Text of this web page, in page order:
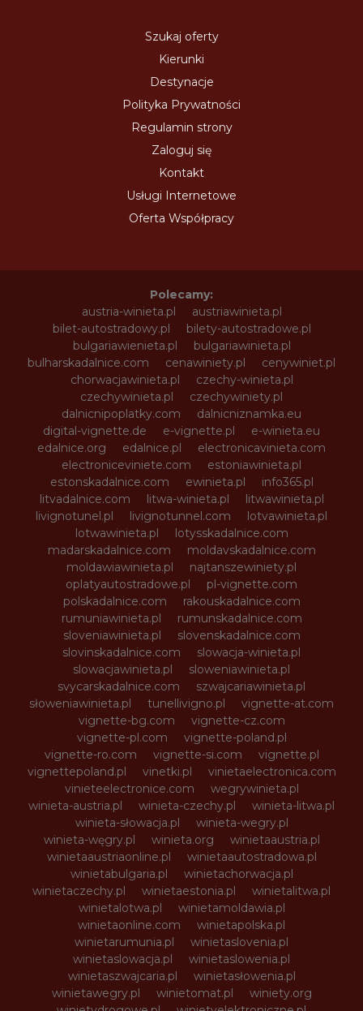
Szukaj oferty
Kierunki
Destynacje
Polityka Prywatności
Regulamin strony
Zaloguj się
Kontakt
Usługi Internetowe
Oferta Współpracy
Polecamy:
austria-winieta.pl
austriawinieta.pl
bilet-autostradowy.pl
bilety-autostradowe.pl
bulgariawienieta.pl
bulgariawinieta.pl
bulharskadalnice.com
cenawiniety.pl
cenywiniet.pl
chorwacjawinieta.pl
czechy-winieta.pl
czechywinieta.pl
czechywiniety.pl
dalnicnipoplatky.com
dalnicniznamka.eu
digital-vignette.de
e-vignette.pl
e-winieta.eu
edalnice.org
edalnice.pl
electronicavinieta.com
electroniceviniete.com
estoniawinieta.pl
estonskadalnice.com
ewinieta.pl
info365.pl
litvadalnice.com
litwa-winieta.pl
litwawinieta.pl
livignotunel.pl
livignotunnel.com
lotvawinieta.pl
lotwawinieta.pl
lotysskadalnice.com
madarskadalnice.com
moldavskadalnice.com
moldawiawinieta.pl
najtanszewiniety.pl
oplatyautostradowe.pl
pl-vignette.com
polskadalnice.com
rakouskadalnice.com
rumuniawinieta.pl
rumunskadalnice.com
sloveniawinieta.pl
slovenskadalnice.com
slovinskadalnice.com
slowacja-winieta.pl
slowacjawinieta.pl
sloweniawinieta.pl
svycarskadalnice.com
szwajcariawinieta.pl
słoweniawinieta.pl
tunellivigno.pl
vignette-at.com
vignette-bg.com
vignette-cz.com
vignette-pl.com
vignette-poland.pl
vignette-ro.com
vignette-si.com
vignette.pl
vignettepoland.pl
vinetki.pl
vinietaelectronica.com
vinieteelectronice.com
wegrywinieta.pl
winieta-austria.pl
winieta-czechy.pl
winieta-litwa.pl
winieta-słowacja.pl
winieta-wegry.pl
winieta-węgry.pl
winieta.org
winietaaustria.pl
winietaaustriaonline.pl
winietaautostradowa.pl
winietabulgaria.pl
winietachorwacja.pl
winietaczechy.pl
winietaestonia.pl
winietalitwa.pl
winietalotwa.pl
winietamoldawia.pl
winietaonline.com
winietapolska.pl
winietarumunia.pl
winietaslovenia.pl
winietaslowacja.pl
winietaslowenia.pl
winietaszwajcaria.pl
winietasłowenia.pl
winietawegry.pl
winietomat.pl
winiety.org